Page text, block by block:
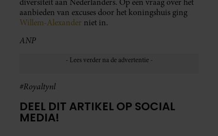
aanbieden van excuses door het koningshuis ging
Willem-Alexander niet in.
ANP
#Royaltynl
DEEL DIT ARTIKEL OP SOCIAL
MEDIA!